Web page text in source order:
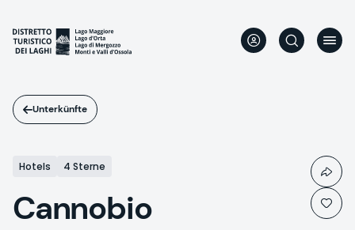
Inhalt
Unterkünfte
Hotels 4 Sterne
Cannobio